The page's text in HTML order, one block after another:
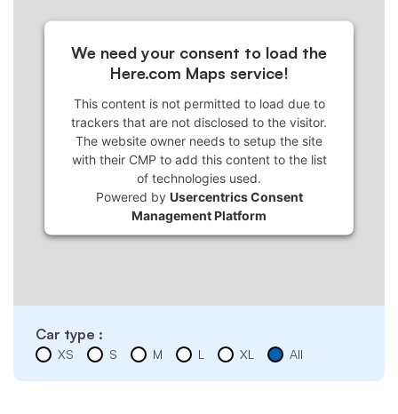
We need your consent to load the
Here.com Maps service!
This content is not permitted to load due to
trackers that are not disclosed to the visitor.
The website owner needs to setup the site
with their CMP to add this content to the list
of technologies used.
Powered by Usercentrics Consent
Management Platform
Car type :
XS S M L XL All